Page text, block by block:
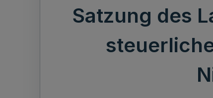
Satzung des